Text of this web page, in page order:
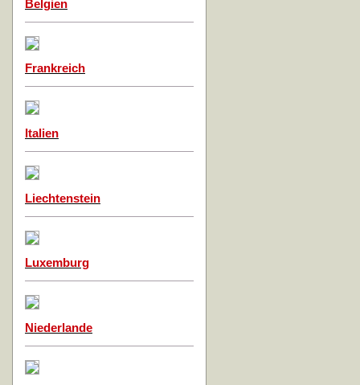
Belgien
Frankreich
Italien
Liechtenstein
Luxemburg
Niederlande